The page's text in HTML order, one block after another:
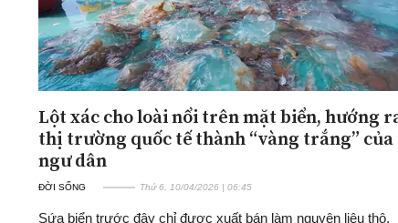
Bạn đọc viết
Lột xác cho loài nổi trên mặt biển, hướng
thị trường quốc tế thành “vàng trắng” của
ngư dân
ĐỜI SỐNG Thứ 6, 10/04/2026 | 06:45
Sứa biển trước đây chỉ được xuất bán làm nguyên liệu thô,